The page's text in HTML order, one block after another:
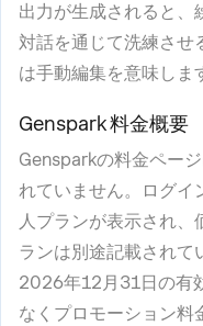
出力が生成されると、
対話を通じて洗練させ
は手動編集を意味しま
Genspark 料金概要
Gensparkの料金ペー
れていません。ログイ
人プランが表示され
ランは別途記載されて
2026年12月31日の有
なくプロモーション料